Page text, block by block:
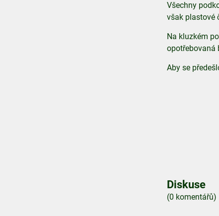
Všechny
však plastové
Na kluzkém
opotřebovaná
Aby se
Diskuse
(0 komentářů)